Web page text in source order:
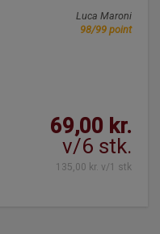
Luca Maroni
98/99 point
69,00 kr.
v/6 stk.
135,00 kr. v/1 stk